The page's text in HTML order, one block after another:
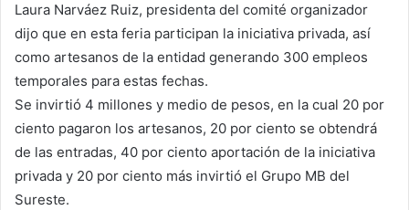
Laura Narváez Ruiz, presidenta del comité organizador
dijo que en esta feria participan la iniciativa privada, así
como artesanos de la entidad generando 300 empleos
temporales para estas fechas.
Se invirtió 4 millones y medio de pesos, en la cual 20 por
ciento pagaron los artesanos, 20 por ciento se obtendrá
de las entradas, 40 por ciento aportación de la iniciativa
privada y 20 por ciento más invirtió el Grupo MB del
Sureste.